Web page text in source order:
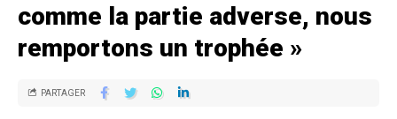
comme la partie adverse, nous
remportons un trophée »
PARTAGER